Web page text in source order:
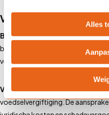
Alles
Voorbeelden van
Brand in de keuken: Een vlam in
brand, waardoor de keuken
verzekering dekt de herstelkosten
Voedselvergiftiging: Een gast
voedselvergiftiging. De